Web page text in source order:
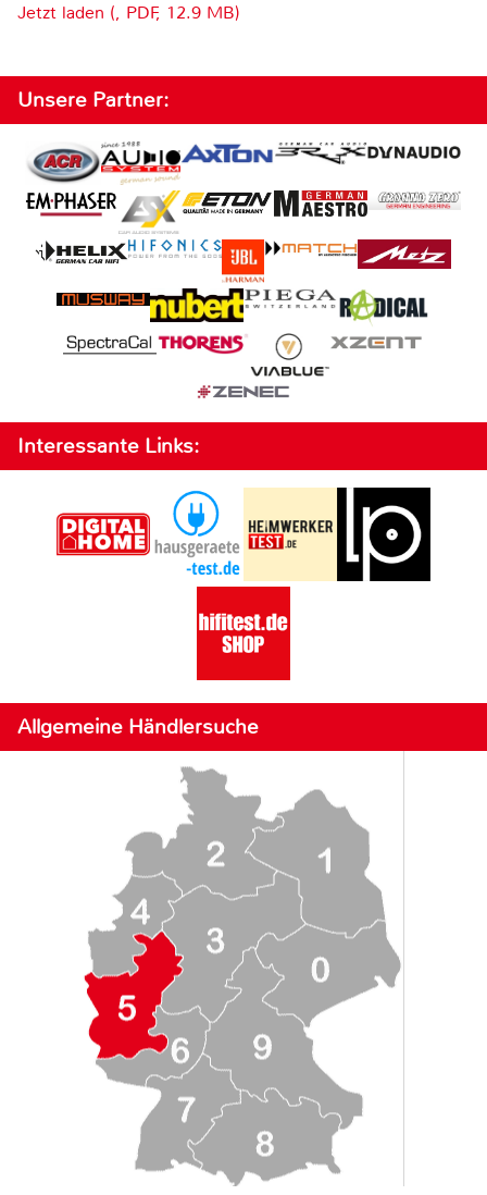
Jetzt laden (, PDF, 12.9 MB)
Unsere Partner:
Interessante Links:
Allgemeine Händlersuche